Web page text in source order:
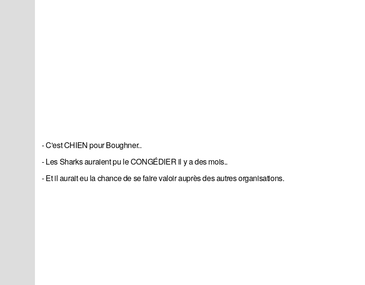
- C'est CHIEN pour Boughner..
- Les Sharks auraient pu le CONGÉDIER il y a des mois..
- Et il aurait eu la chance de se faire valoir auprès des autres organisations.